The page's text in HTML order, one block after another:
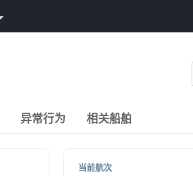
异常行为 相关船舶
当前航次